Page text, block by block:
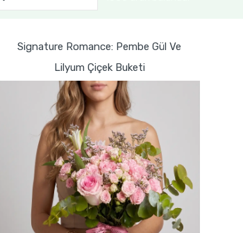
Signature Romance: Pembe Gül Ve
Lilyum Çiçek Buketi